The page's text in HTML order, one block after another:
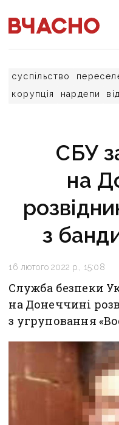
суспільство
корупція
нардепи
СБУ
на
з
16 лютого 2022 р., 15:08
Служба безпеки
на Донеччині
з угруповання